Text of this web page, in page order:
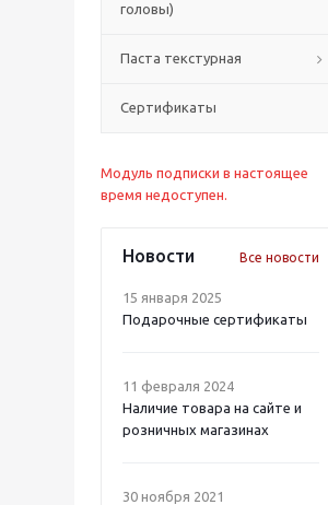
головы)
Паста текстурная
Сертификаты
Модуль подписки в настоящее
время недоступен.
Новости Все новости
15 января 2025
Подарочные сертификаты
11 февраля 2024
Наличие товара на сайте и
розничных магазинах
30 ноября 2021